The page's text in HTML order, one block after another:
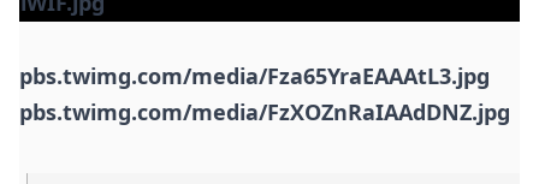
pbs.twimg.com/media/Fza65YraEAAAtL3.jpg
pbs.twimg.com/media/FzXOZnRaIAAdDNZ.jpg